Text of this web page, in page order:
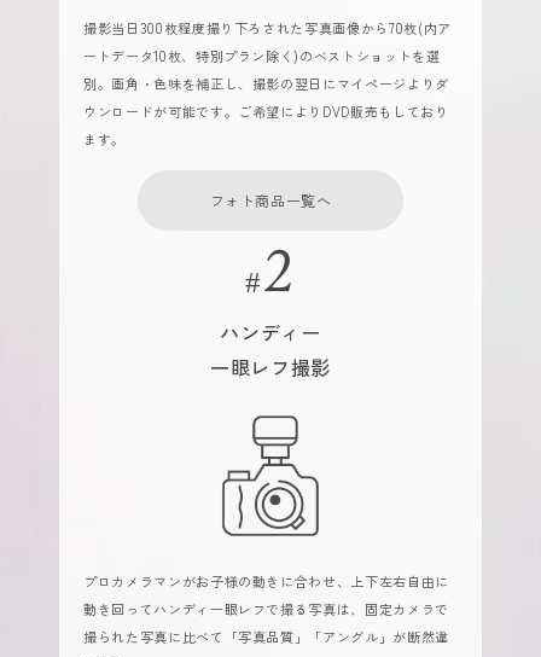
撮影当日300枚程度撮り下ろされた写真画像から70枚(内ア
ートデータ10枚、特別プラン除く)のベストショットを選
別。画角・色味を補正し、撮影の翌日にマイページよりダ
ウンロードが可能です。ご希望によりDVD販売もしており
ます。
フォト商品一覧へ
ハンディー
一眼レフ撮影
プロカメラマンがお子様の動きに合わせ、上下左右自由に
動き回ってハンディ一眼レフで撮る写真は、固定カメラで
撮られた写真に比べて「写真品質」「アングル」が断然違